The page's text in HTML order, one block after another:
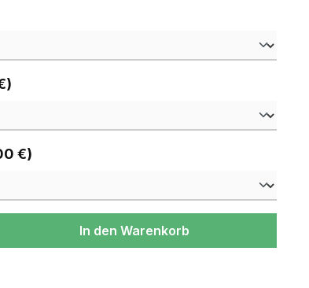
auswählen
€)auswählen
gewünschten Wert ein oder benutze die Schaltflächen
In den Warenkorb